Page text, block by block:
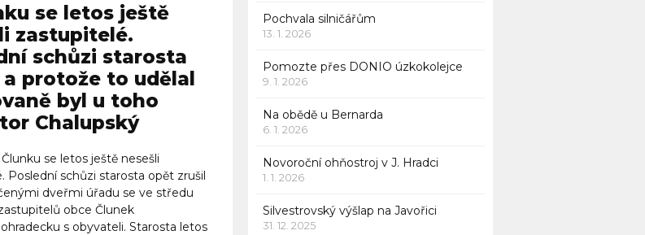
se letos ještě
zastupitelé.
schůzi starosta
protože to udělal
byl u toho
Chalupský
Člunku se letos ještě nesešli
Poslední schůzi starosta opět zrušil
dveřmi úřadu se ve středu
obce Člunek
s obyvateli. Starosta letos
Pochvala silničářům
13. 1. 2026
Pomozte přes DONIO úzkokolejce
9. 1. 2026
Na obědě u Bernarda
6. 1. 2026
Novoroční ohňostroj v J. Hradci
1. 1. 2026
Silvestrovský výšlap na Javořici
31. 12. 2025